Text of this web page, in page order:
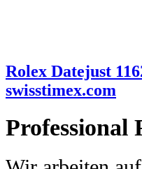
Rolex Datejust
swisstimex.com
Professional